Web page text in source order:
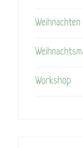
Weihnachten
Workshop